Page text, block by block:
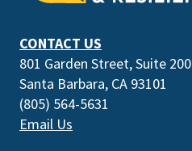
CONTACT US
801 Garden Street, Suite 200
Santa Barbara, CA 93101
(805) 564-5631
Email Us